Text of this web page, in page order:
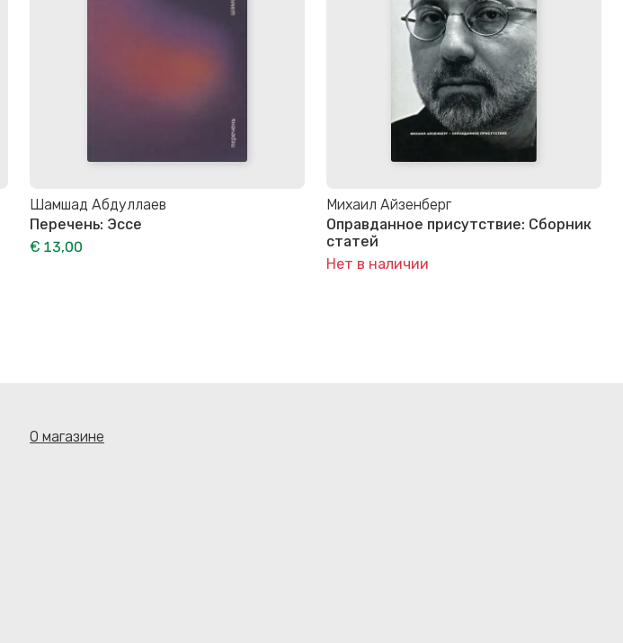
Шамшад Абдуллаев
Перечень: Эссе
€ 13,00
Михаил Айзенберг
Оправданное присутствие: Сборник
статей
Нет в наличии
О магазине